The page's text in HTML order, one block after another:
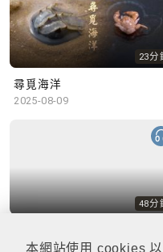
本網站使用 cookies
23分
尋覓海洋
2025-08-09
48分
2025-08-22